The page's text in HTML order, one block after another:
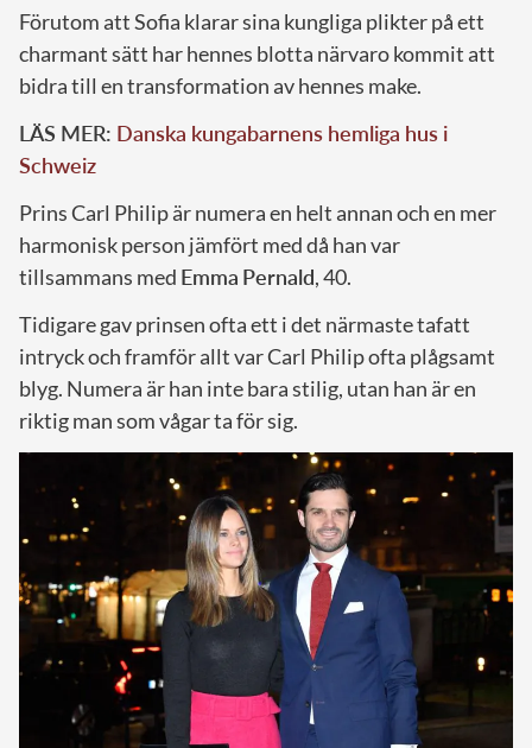
Förutom att Sofia klarar sina kungliga plikter på ett
charmant sätt har hennes blotta närvaro kommit att
bidra till en transformation av hennes make.
LÄS MER: Danska kungabarnens hemliga hus i
Schweiz
Prins Carl Philip är numera en helt annan och en mer
harmonisk person jämfört med då han var
tillsammans med Emma Pernald, 40.
Tidigare gav prinsen ofta ett i det närmaste tafatt
intryck och framför allt var Carl Philip ofta plågsamt
blyg. Numera är han inte bara stilig, utan han är en
riktig man som vågar ta för sig.